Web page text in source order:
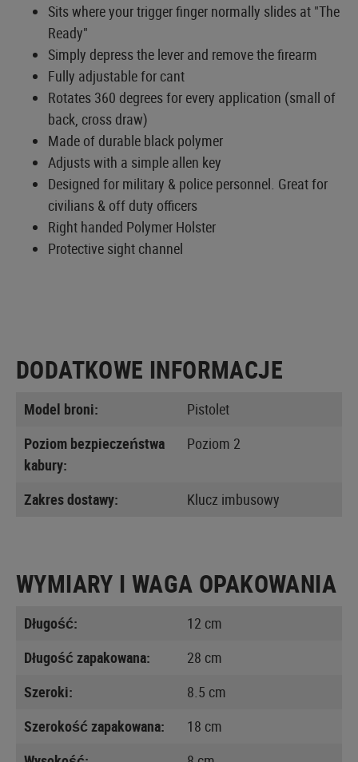
Sits where your trigger finger normally slides at "The
Ready"
Simply depress the lever and remove the firearm
Fully adjustable for cant
Rotates 360 degrees for every application (small of
back, cross draw)
Made of durable black polymer
Adjusts with a simple allen key
Designed for military & police personnel. Great for
civilians & off duty officers
Right handed Polymer Holster
Protective sight channel
DODATKOWE INFORMACJE
Model broni:
Pistolet
Poziom bezpieczeństwa
kabury:
Poziom 2
Zakres dostawy: Klucz imbusowy
WYMIARY I WAGA OPAKOWANIA
Długość:
12 cm
Długość zapakowana:
28 cm
Szeroki:
8.5 cm
Szerokość zapakowana:
18 cm